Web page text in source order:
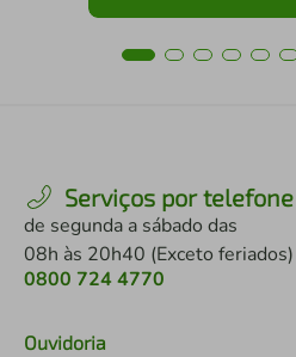
Serviços por telefone
de segunda a sábado das
08h às 20h40 (Exceto feriados)
0800 724 4770
Ouvidoria